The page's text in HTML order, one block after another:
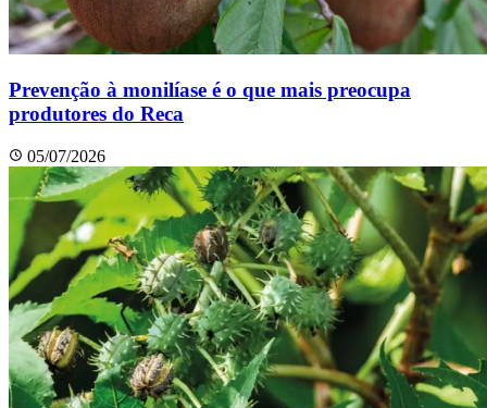
Prevenção à monilíase é o que mais preocupa
produtores do Reca
05/07/2026